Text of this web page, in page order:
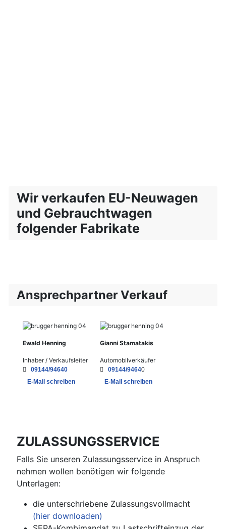
Wir verkaufen EU-Neuwagen
und Gebrauchtwagen
folgender Fabrikate
Ansprechpartner Verkauf
Ewald Henning
Inhaber / Verkaufsleiter
09144/94640
E-Mail schreiben
Gianni Stamatakis
Automobilverkäufer
09144/94640
E-Mail schreiben
ZULASSUNGSSERVICE
Falls Sie unseren Zulassungsservice in Anspruch
nehmen wollen benötigen wir folgende
Unterlagen:
die unterschriebene Zulassungsvollmacht
(hier downloaden)